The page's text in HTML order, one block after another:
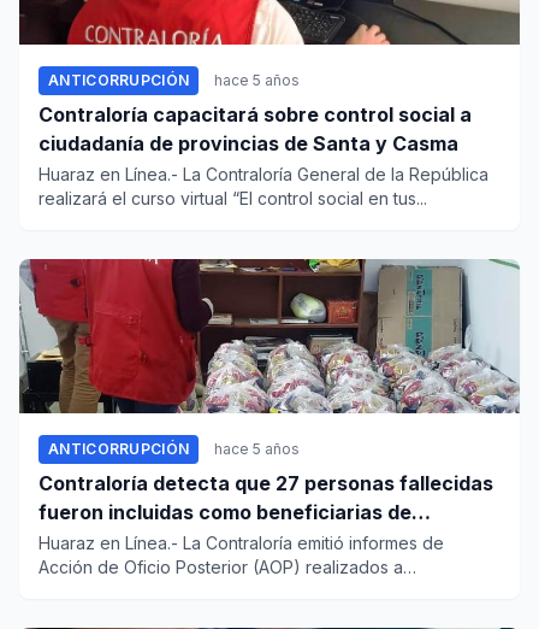
ANTICORRUPCIÓN hace 5 años
Contraloría capacitará sobre control social a
ciudadanía de provincias de Santa y Casma
Huaraz en Línea.- La Contraloría General de la República
realizará el curso virtual “El control social en tus...
ANTICORRUPCIÓN hace 5 años
Contraloría detecta que 27 personas fallecidas
fueron incluidas como beneficiarias de
canastas para familias vulnerables
Huaraz en Línea.- La Contraloría emitió informes de
Acción de Oficio Posterior (AOP) realizados a